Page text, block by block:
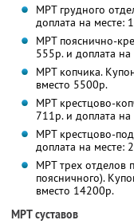
МРТ грудного
доплата на месте:
МРТ пояснично-
555р. и доплата
МРТ копчика.
вместо 5500р.
МРТ крестцово-
711р. и доплата
МРТ крестцово-
доплата на месте:
МРТ трех отделов
поясничного).
вместо 14200р.
МРТ суставов